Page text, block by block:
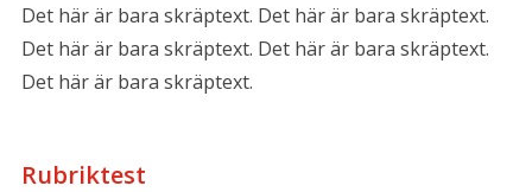
Det här är bara skräptext. Det här är bara skräptext.
Det här är bara skräptext. Det här är bara skräptext.
Det här är bara skräptext.
Rubriktest